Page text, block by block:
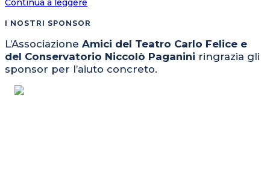
Continua a leggere
alla
Tosse
il
teatro
I NOSTRI SPONSOR
L’Associazione Amici del Teatro Carlo Felice e
del Conservatorio Niccolò Paganini ringrazia gli
sponsor per l’aiuto concreto.